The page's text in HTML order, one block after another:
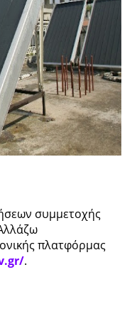
συμμετοχής
πλατφόρμας
.